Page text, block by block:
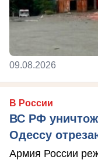
09.08.2026
В России
ВС РФ
Одессу
Армия России